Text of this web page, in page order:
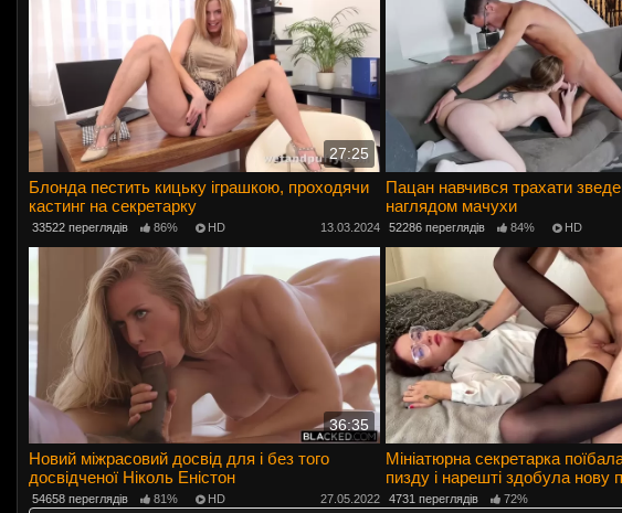
27:25
Блонда пестить кицьку іграшкою, проходячи
кастинг на секретарку
33522 переглядів 86% HD 13.03.2024
Пацан навчився трахати
наглядом мачухи
52286 переглядів 84% HD
36:35
Новий міжрасовий досвід для і без того
досвідченої Ніколь Еністон
54658 переглядів 81% HD 27.05.2022
Мініатюрна секретарка
пизду і нарешті здобула нову
4731 переглядів 72%